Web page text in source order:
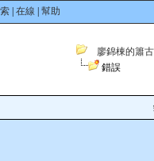
| 在線 幫助
廖錦棟的簫
錯誤